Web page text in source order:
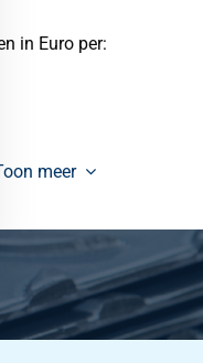
in Euro per:
meer